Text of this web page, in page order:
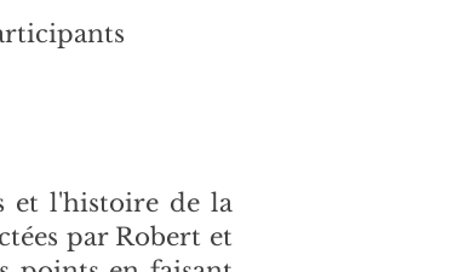
et l'histoire de la
par Robert et